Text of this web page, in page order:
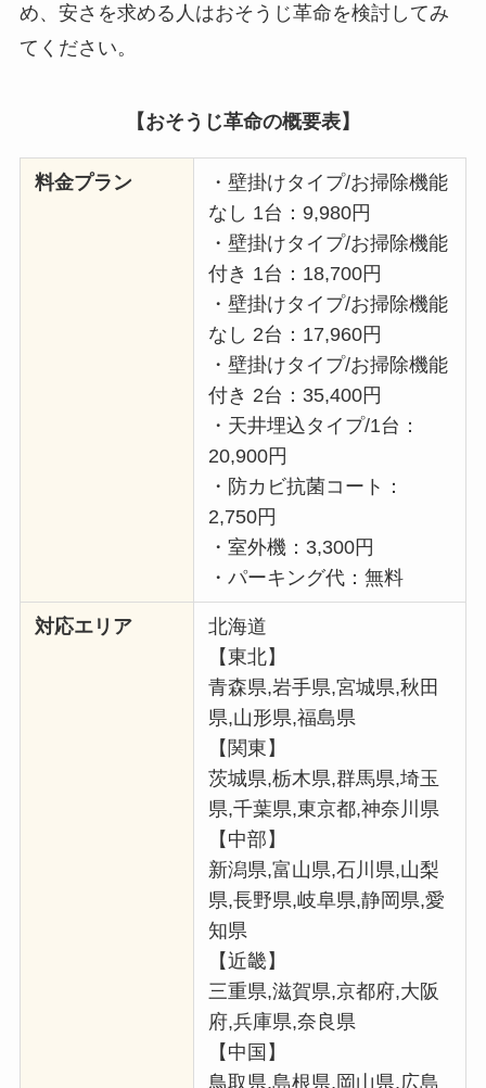
め、安さを求める人はおそうじ革命を検討してみ
てください。
【おそうじ革命の概要表】
料金プラン
・壁掛けタイプ/お掃除機能
なし 1台：9,980円
・壁掛けタイプ/お掃除機能
付き 1台：18,700円
・壁掛けタイプ/お掃除機能
なし 2台：17,960円
・壁掛けタイプ/お掃除機能
付き 2台：35,400円
・天井埋込タイプ/1台：
20,900円
・防カビ抗菌コート：
2,750円
・室外機：3,300円
・パーキング代：無料
対応エリア
北海道
【東北】
青森県,岩手県,宮城県,秋田
県,山形県,福島県
【関東】
茨城県,栃木県,群馬県,埼玉
県,千葉県,東京都,神奈川県
【中部】
新潟県,富山県,石川県,山梨
県,長野県,岐阜県,静岡県,愛
知県
【近畿】
三重県,滋賀県,京都府,大阪
府,兵庫県,奈良県
【中国】
鳥取県,島根県,岡山県,広島